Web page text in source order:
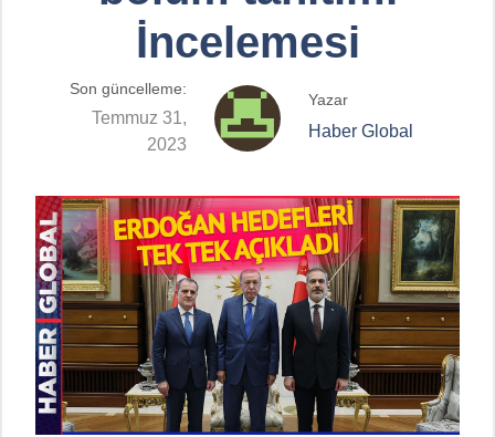
İncelemesi
Son güncelleme:
Temmuz 31,
2023
Yazar
Haber Global